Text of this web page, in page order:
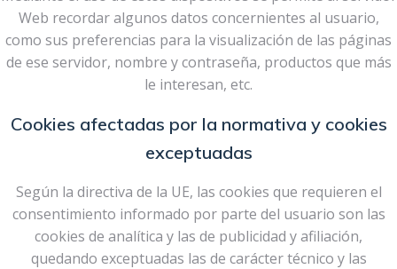
Web recordar algunos datos concernientes al usuario,
como sus preferencias para la visualización de las páginas
de ese servidor, nombre y contraseña, productos que más
le interesan, etc.
Cookies afectadas por la normativa y cookies
exceptuadas
Según la directiva de la UE, las cookies que requieren el
consentimiento informado por parte del usuario son las
cookies de analítica y las de publicidad y afiliación,
quedando exceptuadas las de carácter técnico y las